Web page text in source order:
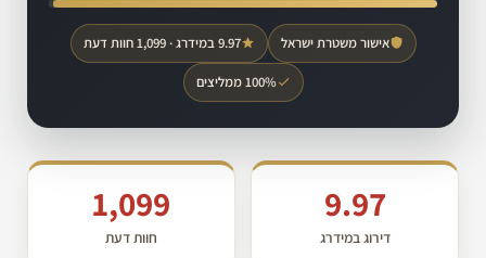
אישור משטרת ישראל 9.97 במידרג · 1,099 חוות דעת
100% ממליצים
9.97
דירוג במידרג
1,099
חוות דעת